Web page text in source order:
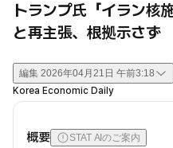
トランプ氏「イラン核
と再主張、根拠示さず
編集 2026年04月21日 午前3:18
Korea Economic Daily
概要 STAT AIのご案内